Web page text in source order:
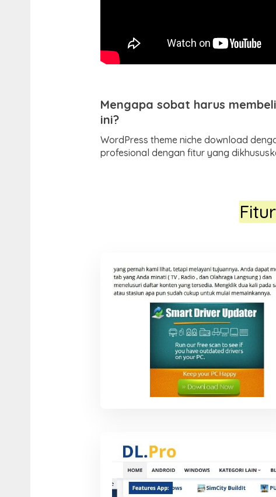
Mengapa sobat harus
ini?
WordPress theme niche download
profesional dengan fitur yang